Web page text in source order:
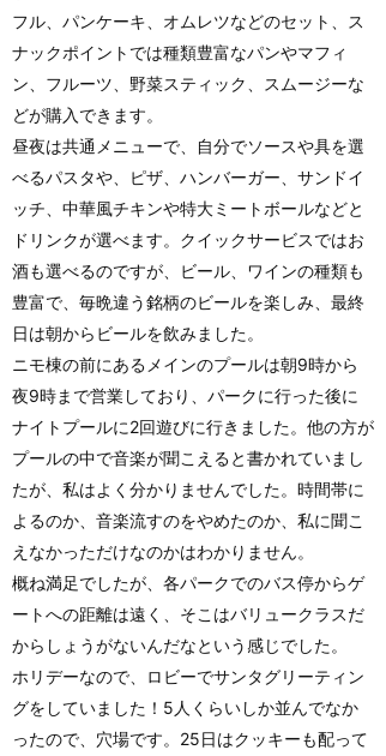
フル、パンケーキ、オムレツなどのセット、ス
ナックポイントでは種類豊富なパンやマフィ
ン、フルーツ、野菜スティック、スムージーな
どが購入できます。
昼夜は共通メニューで、自分でソースや具を選
べるパスタや、ピザ、ハンバーガー、サンドイ
ッチ、中華風チキンや特大ミートボールなどと
ドリンクが選べます。クイックサービスではお
酒も選べるのですが、ビール、ワインの種類も
豊富で、毎晩違う銘柄のビールを楽しみ、最終
日は朝からビールを飲みました。
ニモ棟の前にあるメインのプールは朝9時から
夜9時まで営業しており、パークに行った後に
ナイトプールに2回遊びに行きました。他の方が
プールの中で音楽が聞こえると書かれていまし
たが、私はよく分かりませんでした。時間帯に
よるのか、音楽流すのをやめたのか、私に聞こ
えなかっただけなのかはわかりません。
概ね満足でしたが、各パークでのバス停からゲ
ートへの距離は遠く、そこはバリュークラスだ
からしょうがないんだなという感じでした。
ホリデーなので、ロビーでサンタグリーティン
グをしていました！5人くらいしか並んでなか
ったので、穴場です。25日はクッキーも配って